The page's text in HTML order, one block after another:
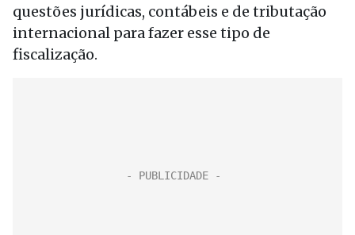
questões jurídicas, contábeis e de tributação
internacional para fazer esse tipo de
fiscalização.